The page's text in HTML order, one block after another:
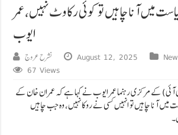
میں آنا چاہیں تو کوئی رکاوٹ نہیں، عمر
ایوب
نشرح عروج August 12, 2025
67 Views
آئی) کے مرکزی رہنما عمر ایوب نے کہا ہے کہ عمران خان کے
میں آنا چاہیں تو انہیں کسی نے روکا نہیں، وہ جب چاہیں